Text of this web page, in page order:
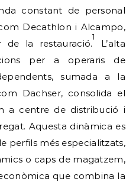
constant de personal
Decathlon i Alcampo,
la restauració.
1
L’alta
per a operaris de
sumada a la
Dachser, consolida el
a centre de distribució i
Aquesta dinàmica es
perfils més especialitzats,
o caps de magatzem,
que combina la